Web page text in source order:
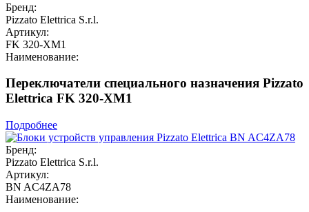
Бренд:
Pizzato Elettrica S.r.l.
Артикул:
FK 320-XM1
Наименование:
Переключатели специального назначения Pizzato
Elettrica FK 320-XM1
Подробнее
Бренд:
Pizzato Elettrica S.r.l.
Артикул:
BN AC4ZA78
Наименование: